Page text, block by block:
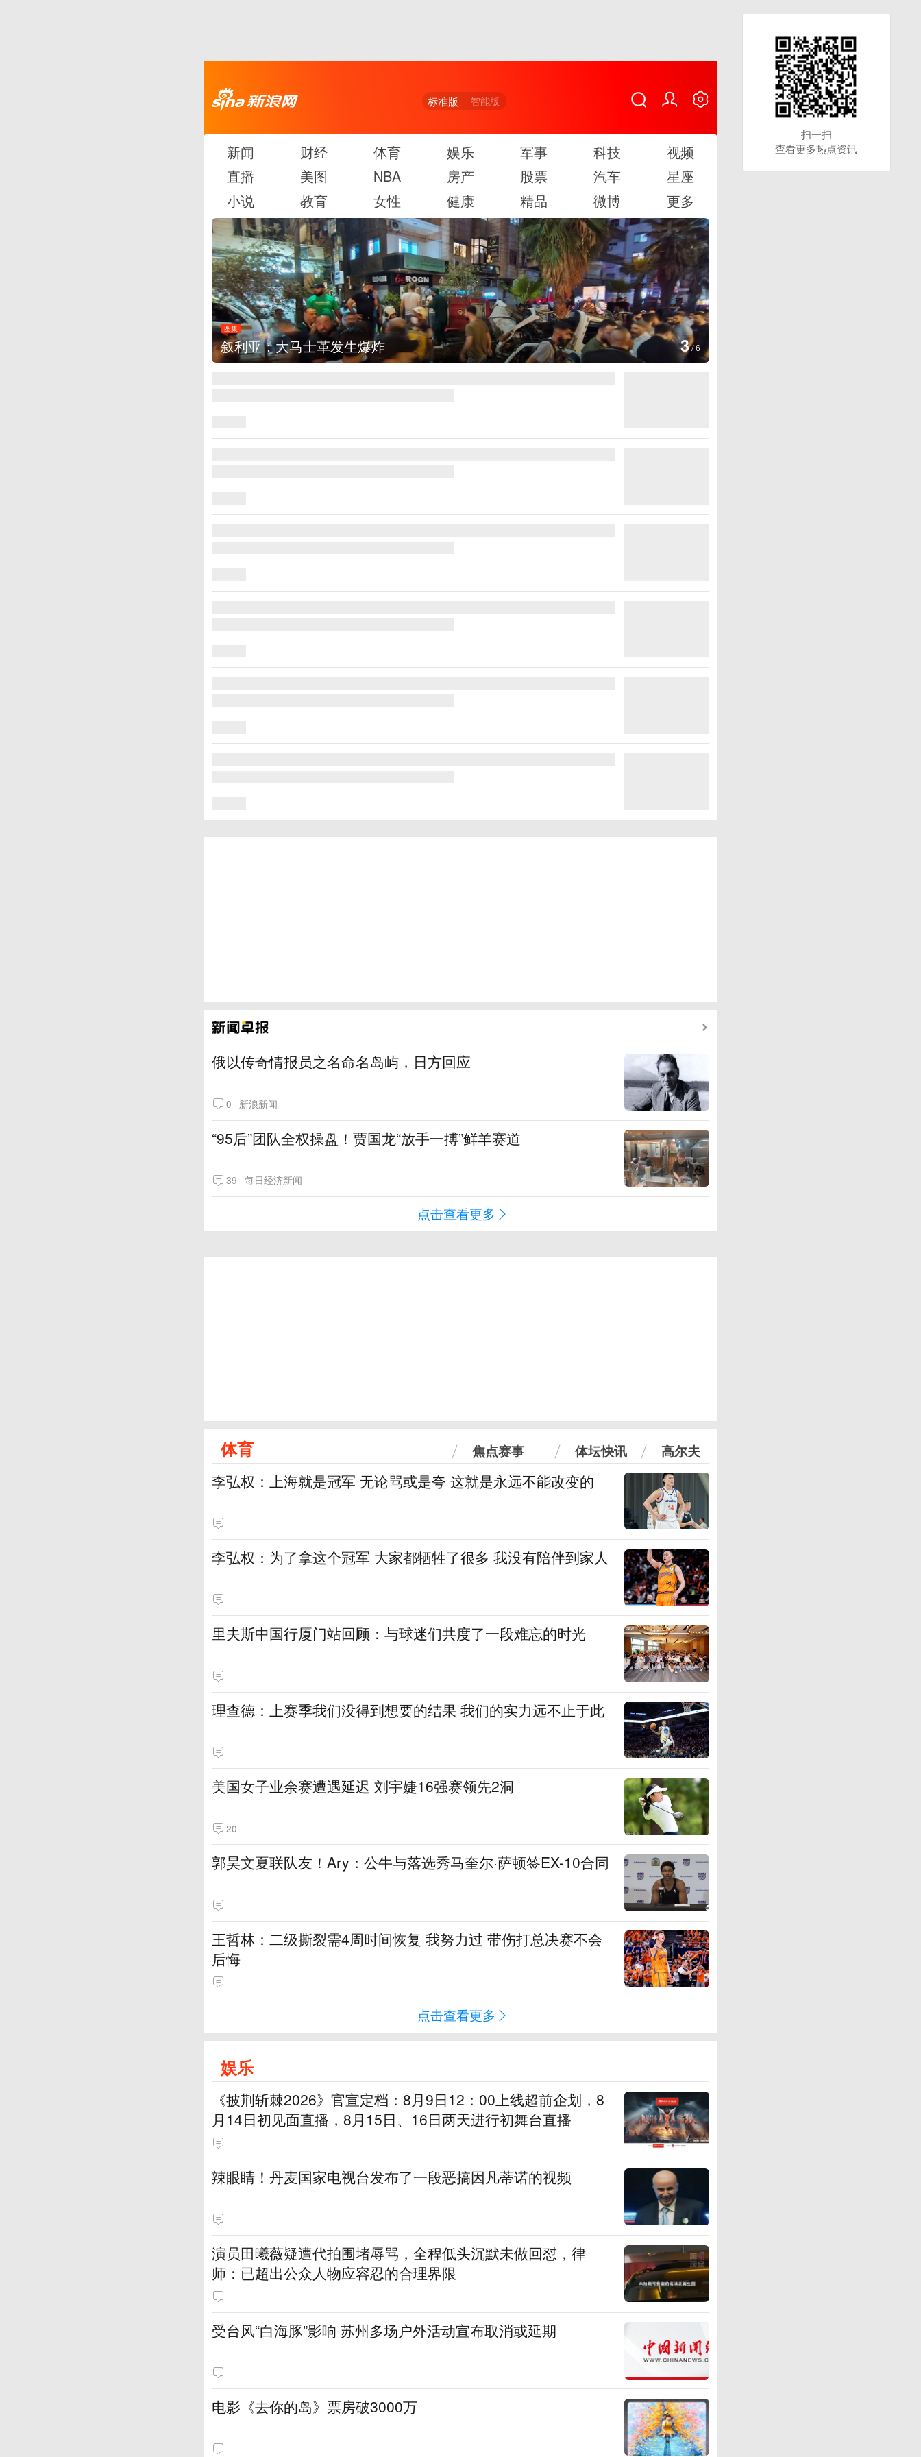
标准版 智能版
新闻 财经 体育 娱乐 军事 科技
视频
直播
美图 NBA 房产 股票 汽车
星座
小说
教育 女性 健康 精品 微博 更多
图集
云南弥勒：欢庆火把节 4/6
俄以传奇情报员之名命名岛屿，日方回应
0 新浪新闻
“95后”团队全权操盘！贾国龙“放手一搏”鲜羊赛道
39 每日经济新闻
点击查看更多
体育 焦点赛事 体坛快讯 高尔夫
李弘权：上海就是冠军 无论骂或是夸 这就是永远不能改变的
李弘权：为了拿这个冠军 大家都牺牲了很多 我没有陪伴到家人
里夫斯中国行厦门站回顾：与球迷们共度了一段难忘的时光
理查德：上赛季我们没得到想要的结果 我们的实力远不止于此
美国女子业余赛遭遇延迟 刘宇婕16强赛领先2洞
20
郭昊文夏联队友！Ary：公牛与落选秀马奎尔·萨顿签EX-10合同
王哲林：二级撕裂需4周时间恢复 我努力过 带伤打总决赛不会
后悔
点击查看更多
娱乐
《披荆斩棘2026》官宣定档：8月9日12：00上线超前企划，8
月14日初见面直播，8月15日、16日两天进行初舞台直播
辣眼睛！丹麦国家电视台发布了一段恶搞因凡蒂诺的视频
演员田曦薇疑遭代拍围堵辱骂，全程低头沉默未做回怼，律
师：已超出公众人物应容忍的合理界限
受台风“白海豚”影响 苏州多场户外活动宣布取消或延期
电影《去你的岛》票房破3000万
扫一扫
查看更多热点资讯
扫一扫
查看更多热点资讯